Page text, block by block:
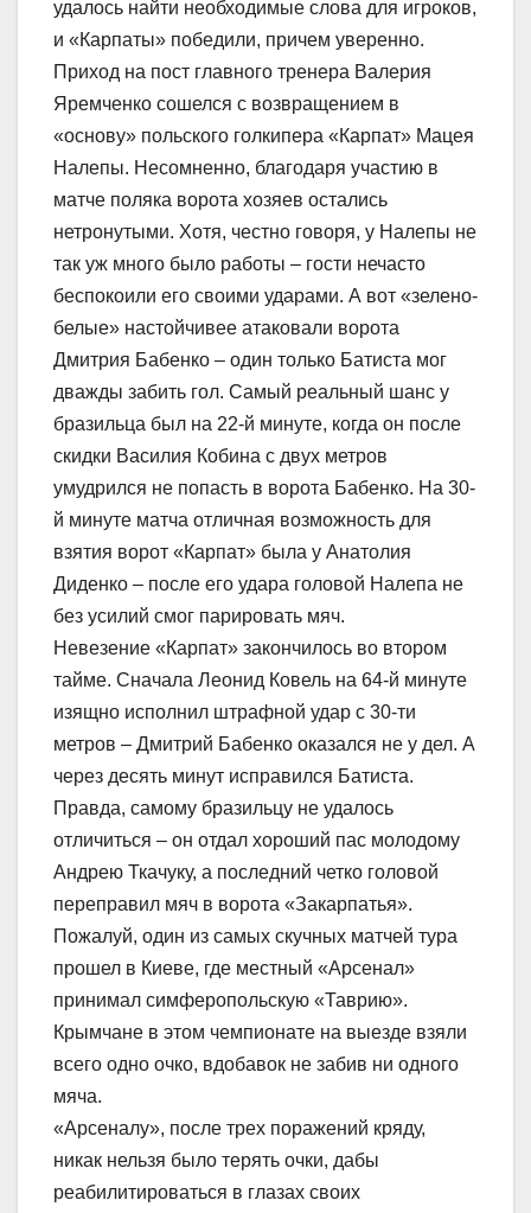
удалось найти необходимые слова для игроков,
и «Карпаты» победили, причем уверенно.
Приход на пост главного тренера Валерия
Яремченко сошелся с возвращением в
«основу» польского голкипера «Карпат» Мацея
Налепы. Несомненно, благодаря участию в
матче поляка ворота хозяев остались
нетронутыми. Хотя, честно говоря, у Налепы не
так уж много было работы – гости нечасто
беспокоили его своими ударами. А вот «зелено-
белые» настойчивее атаковали ворота
Дмитрия Бабенко – один только Батиста мог
дважды забить гол. Самый реальный шанс у
бразильца был на 22-й минуте, когда он после
скидки Василия Кобина с двух метров
умудрился не попасть в ворота Бабенко. На 30-
й минуте матча отличная возможность для
взятия ворот «Карпат» была у Анатолия
Диденко – после его удара головой Налепа не
без усилий смог парировать мяч.
Невезение «Карпат» закончилось во втором
тайме. Сначала Леонид Ковель на 64-й минуте
изящно исполнил штрафной удар с 30-ти
метров – Дмитрий Бабенко оказался не у дел. А
через десять минут исправился Батиста.
Правда, самому бразильцу не удалось
отличиться – он отдал хороший пас молодому
Андрею Ткачуку, а последний четко головой
переправил мяч в ворота «Закарпатья».
Пожалуй, один из самых скучных матчей тура
прошел в Киеве, где местный «Арсенал»
принимал симферопольскую «Таврию».
Крымчане в этом чемпионате на выезде взяли
всего одно очко, вдобавок не забив ни одного
мяча.
«Арсеналу», после трех поражений кряду,
никак нельзя было терять очки, дабы
реабилитироваться в глазах своих